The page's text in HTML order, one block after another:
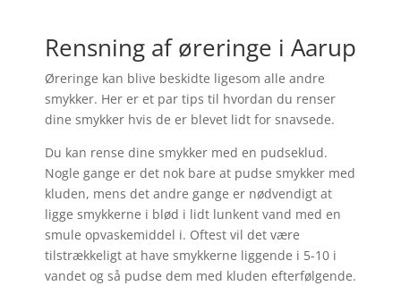
Rensning af øreringe i Aarup
Øreringe kan blive beskidte ligesom alle andre
smykker. Her er et par tips til hvordan du renser
dine smykker hvis de er blevet lidt for snavsede.
Du kan rense dine smykker med en pudseklud.
Nogle gange er det nok bare at pudse smykker med
kluden, mens det andre gange er nødvendigt at
ligge smykkerne i blød i lidt lunkent vand med en
smule opvaskemiddel i. Oftest vil det være
tilstrækkeligt at have smykkerne liggende i 5-10 i
vandet og så pudse dem med kluden efterfølgende.